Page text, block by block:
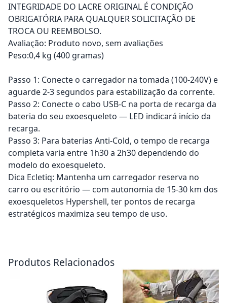
INTEGRIDADE DO LACRE ORIGINAL É CONDIÇÃO
OBRIGATÓRIA PARA QUALQUER SOLICITAÇÃO DE
TROCA OU REEMBOLSO.
Avaliação: Produto novo, sem avaliações
Peso:0,4 kg (400 gramas)
Passo 1: Conecte o carregador na tomada (100-240V) e
aguarde 2-3 segundos para estabilização da corrente.
Passo 2: Conecte o cabo USB-C na porta de recarga da
bateria do seu exoesqueleto — LED indicará início da
recarga.
Passo 3: Para baterias Anti-Cold, o tempo de recarga
completa varia entre 1h30 a 2h30 dependendo do
modelo do exoesqueleto.
Dica Ecletiq: Mantenha um carregador reserva no
carro ou escritório — com autonomia de 15-30 km dos
exoesqueletos Hypershell, ter pontos de recarga
estratégicos maximiza seu tempo de uso.
Produtos Relacionados
Adicionar ao carrinho